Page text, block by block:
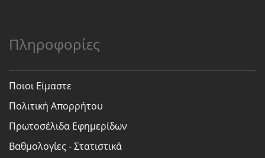
Πληροφορίες
Ποιοι Είμαστε
Πολιτική Απορρήτου
Πρωτοσέλιδα Εφημερίδων
Βαθμολογίες - Στατιστικά